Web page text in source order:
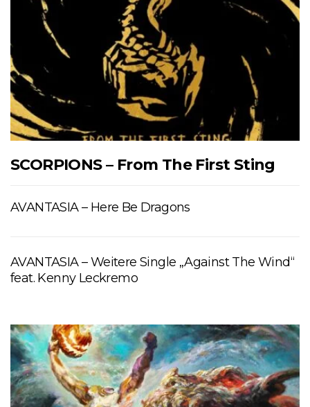
SCORPIONS – From The First Sting
AVANTASIA – Here Be Dragons
AVANTASIA – Weitere Single „Against The Wind“
feat. Kenny Leckremo